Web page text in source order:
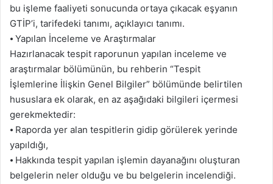
bu işleme faaliyeti sonucunda ortaya çıkacak eşyanın
GTİP’i, tarifedeki tanımı, açıklayıcı tanımı.
⦁ Yapılan İnceleme ve Araştırmalar
Hazırlanacak tespit raporunun yapılan inceleme ve
araştırmalar bölümünün, bu rehberin “Tespit
İşlemlerine İlişkin Genel Bilgiler” bölümünde belirtilen
hususlara ek olarak, en az aşağıdaki bilgileri içermesi
gerekmektedir:
⦁ Raporda yer alan tespitlerin gidip görülerek yerinde
yapıldığı,
⦁ Hakkında tespit yapılan işlemin dayanağını oluşturan
belgelerin neler olduğu ve bu belgelerin incelendiği.